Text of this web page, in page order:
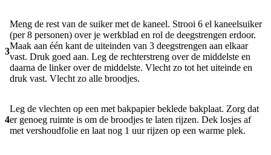
3
Meng de rest van de suiker met de kaneel. Strooi 6 el kaneelsuiker
(per 8 personen) over je werkblad en rol de deegstrengen erdoor.
Maak aan één kant de uiteinden van 3 deegstrengen aan elkaar
vast. Druk goed aan. Leg de rechterstreng over de middelste en
daarna de linker over de middelste. Vlecht zo tot het uiteinde en
druk vast. Vlecht zo alle broodjes.
4
Leg de vlechten op een met bakpapier beklede bakplaat. Zorg dat
er genoeg ruimte is om de broodjes te laten rijzen. Dek losjes af
met vershoudfolie en laat nog 1 uur rijzen op een warme plek.